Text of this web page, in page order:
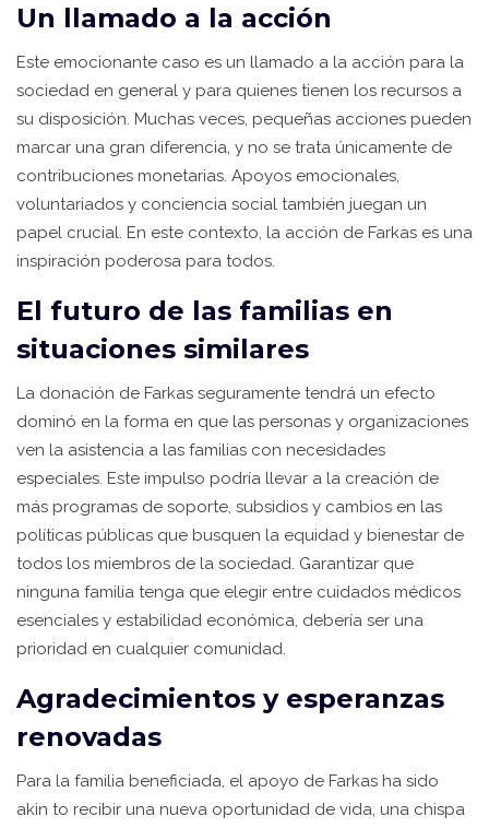
Un llamado a la acción
Este emocionante caso es un llamado a la acción para la
sociedad en general y para quienes tienen los recursos a
su disposición. Muchas veces, pequeñas acciones pueden
marcar una gran diferencia, y no se trata únicamente de
contribuciones monetarias. Apoyos emocionales,
voluntariados y conciencia social también juegan un
papel crucial. En este contexto, la acción de Farkas es una
inspiración poderosa para todos.
El futuro de las familias en
situaciones similares
La donación de Farkas seguramente tendrá un efecto
dominó en la forma en que las personas y organizaciones
ven la asistencia a las familias con necesidades
especiales. Este impulso podría llevar a la creación de
más programas de soporte, subsidios y cambios en las
políticas públicas que busquen la equidad y bienestar de
todos los miembros de la sociedad. Garantizar que
ninguna familia tenga que elegir entre cuidados médicos
esenciales y estabilidad económica, debería ser una
prioridad en cualquier comunidad.
Agradecimientos y esperanzas
renovadas
Para la familia beneficiada, el apoyo de Farkas ha sido
akin to recibir una nueva oportunidad de vida, una chispa